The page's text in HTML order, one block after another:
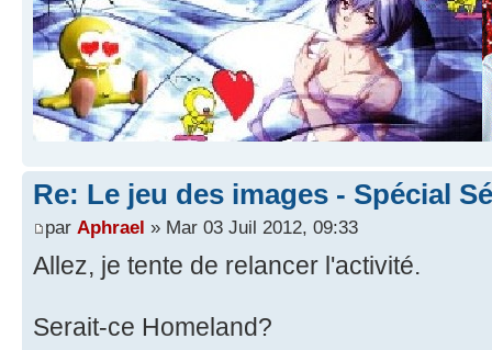
Re: Le jeu des images - Spécial
par Aphrael » Mar 03 Juil 2012, 09:33
Allez, je tente de relancer l'activité.
Serait-ce Homeland?